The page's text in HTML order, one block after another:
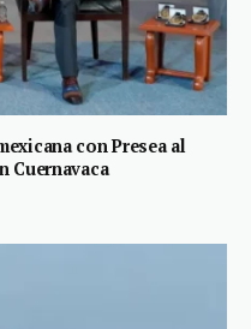
con Presea al
Cuernavaca